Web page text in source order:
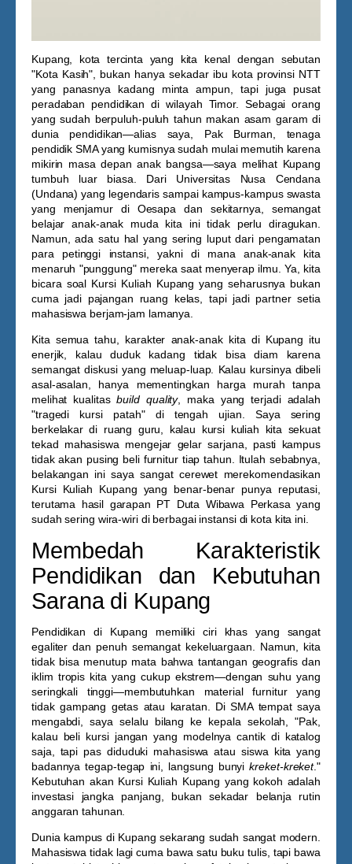
Kupang, kota tercinta yang kita kenal dengan sebutan
"Kota Kasih", bukan hanya sekadar ibu kota provinsi NTT
yang panasnya kadang minta ampun, tapi juga pusat
peradaban pendidikan di wilayah Timor. Sebagai orang
yang sudah berpuluh-puluh tahun makan asam garam di
dunia pendidikan—alias saya, Pak Burman, tenaga
pendidik SMA yang kumisnya sudah mulai memutih karena
mikirin masa depan anak bangsa—saya melihat Kupang
tumbuh luar biasa. Dari Universitas Nusa Cendana
(Undana) yang legendaris sampai kampus-kampus swasta
yang menjamur di Oesapa dan sekitarnya, semangat
belajar anak-anak muda kita ini tidak perlu diragukan.
Namun, ada satu hal yang sering luput dari pengamatan
para petinggi instansi, yakni di mana anak-anak kita
menaruh "punggung" mereka saat menyerap ilmu. Ya, kita
bicara soal Kursi Kuliah Kupang yang seharusnya bukan
cuma jadi pajangan ruang kelas, tapi jadi partner setia
mahasiswa berjam-jam lamanya.
Kita semua tahu, karakter anak-anak kita di Kupang itu
enerjik, kalau duduk kadang tidak bisa diam karena
semangat diskusi yang meluap-luap. Kalau kursinya dibeli
asal-asalan, hanya mementingkan harga murah tanpa
melihat kualitasbuild quality, maka yang terjadi adalah
"tragedi kursi patah" di tengah ujian. Saya sering
berkelakar di ruang guru, kalau kursi kuliah kita sekuat
tekad mahasiswa mengejar gelar sarjana, pasti kampus
tidak akan pusing beli furnitur tiap tahun. Itulah sebabnya,
belakangan ini saya sangat cerewet merekomendasikan
Kursi Kuliah Kupang yang benar-benar punya reputasi,
terutama hasil garapan PT Duta Wibawa Perkasa yang
sudah sering wira-wiri di berbagai instansi di kota kita ini.
Membedah Karakteristik
Pendidikan dan Kebutuhan
Sarana di Kupang
Pendidikan di Kupang memiliki ciri khas yang sangat
egaliter dan penuh semangat kekeluargaan. Namun, kita
tidak bisa menutup mata bahwa tantangan geografis dan
iklim tropis kita yang cukup ekstrem—dengan suhu yang
seringkali tinggi—membutuhkan material furnitur yang
tidak gampang getas atau karatan. Di SMA tempat saya
mengabdi, saya selalu bilang ke kepala sekolah, "Pak,
kalau beli kursi jangan yang modelnya cantik di katalog
saja, tapi pas diduduki mahasiswa atau siswa kita yang
badannya tegap-tegap ini, langsung bunyikreket-kreket."
Kebutuhan akan Kursi Kuliah Kupang yang kokoh adalah
investasi jangka panjang, bukan sekadar belanja rutin
anggaran tahunan.
Dunia kampus di Kupang sekarang sudah sangat modern.
Mahasiswa tidak lagi cuma bawa satu buku tulis, tapi bawa